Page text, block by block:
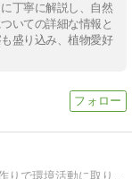
丁寧に解説し、自然
いての詳細な情報と
盛り込み、植物愛好